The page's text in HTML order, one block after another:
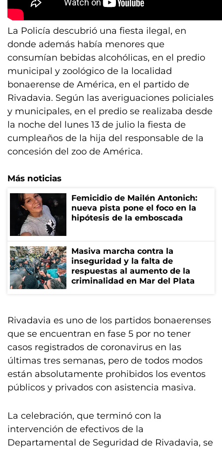
La Policía descubrió una fiesta ilegal, en
donde además había menores que
consumían bebidas alcohólicas, en el predio
municipal y zoológico de la localidad
bonaerense de América, en el partido de
Rivadavia. Según las averiguaciones policiales
y municipales, en el predio se realizaba desde
la noche del lunes 13 de julio la fiesta de
cumpleaños de la hija del responsable de la
concesión del zoo de América.
Más noticias
Femicidio de Mailén Antonich:
nueva pista pone el foco en la
hipótesis de la emboscada
Masiva marcha contra la
inseguridad y la falta de
respuestas al aumento de la
criminalidad en Mar del Plata
Rivadavia es uno de los partidos bonaerenses
que se encuentran en fase 5 por no tener
casos registrados de coronavirus en las
últimas tres semanas, pero de todos modos
están absolutamente prohibidos los eventos
públicos y privados con asistencia masiva.
La celebración, que terminó con la
intervención de efectivos de la
Departamental de Seguridad de Rivadavia, se